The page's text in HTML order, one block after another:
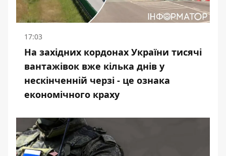
17:03
На західних кордонах України тисячі
вантажівок вже кілька днів у
нескінченній черзі - це ознака
економічного краху